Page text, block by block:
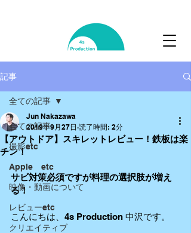
記事
全ての記事
撮影etc
Apple etc
映像・動画について
レビューetc
クリエイティブ
全ての記事
【アウトドア】スキレットレビュー！鉄板は楽
チン！
Jun Nakazawa
2019年9月27日 読了時間: 2分
サビ対策必須ですが料理の選択肢が増え
る！
こんにちは、4s Production 中沢です。